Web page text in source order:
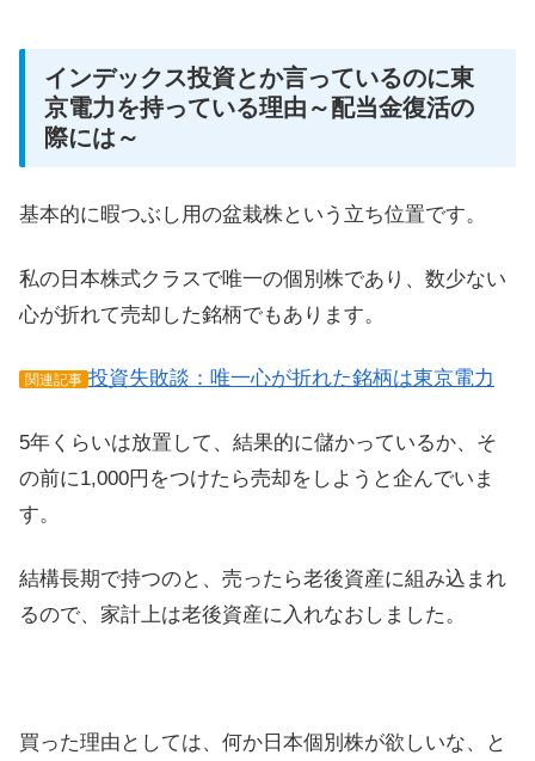
インデックス投資とか言っているのに東
京電力を持っている理由～配当金復活の
際には～
基本的に暇つぶし用の盆栽株という立ち位置です。
私の日本株式クラスで唯一の個別株であり、数少ない
心が折れて売却した銘柄でもあります。
関連記事 投資失敗談：唯一心が折れた銘柄は東京電力
5年くらいは放置して、結果的に儲かっているか、そ
の前に1,000円をつけたら売却をしようと企んでいま
す。
結構長期で持つのと、売ったら老後資産に組み込まれ
るので、家計上は老後資産に入れなおしました。
買った理由としては、何か日本個別株が欲しいな、と